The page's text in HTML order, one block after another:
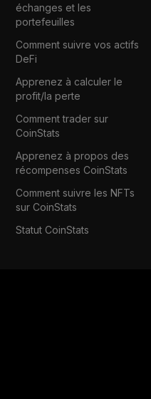
échanges et les
portefeuilles
Comment suivre vos actifs
DeFi
Apprenez à calculer le
profit/la perte
Comment trader sur
CoinStats
Apprenez à propos des
récompenses CoinStats
Comment suivre les NFTs
sur CoinStats
Statut CoinStats